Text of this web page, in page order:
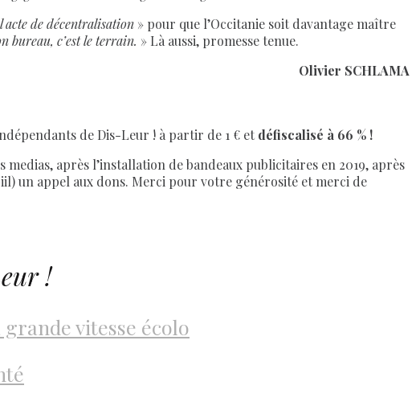
acte de décentralisation » pour que l’Occitanie soit davantage maître
bureau, c’est le terrain. » Là aussi, promesse tenue.
Olivier SCHLAMA
de Dis-Leur ! à partir de 1 € et défiscalisé à 66 % !
après l’installation de bandeaux publicitaires en 2019, après
un appel aux dons. Merci pour votre générosité et merci de
!
vitesse écolo